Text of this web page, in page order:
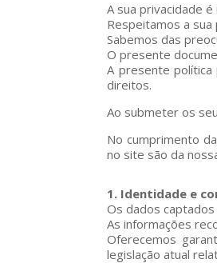
A sua privacidade
Respeitamos a
Sabemos das
O presente
A presente
direitos.
Ao submeter os
No cumprimento
no site são da
1. Identidade e
Os dados
As informações
Oferecemos
legislação atual